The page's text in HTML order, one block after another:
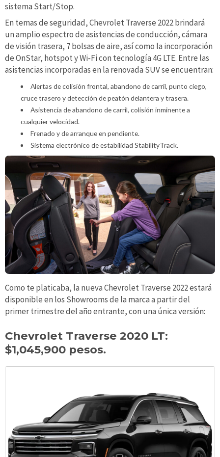
sistema Start/Stop.
En temas de seguridad, Chevrolet Traverse 2022 brindará
un amplio espectro de asistencias de conducción, cámara
de visión trasera, 7 bolsas de aire, así como la incorporación
de OnStar, hotspot y Wi-Fi con tecnología 4G LTE. Entre las
asistencias incorporadas en la renovada SUV se encuentran:
Alertas de colisión frontal, abandono de carril, punto ciego,
cruce trasero y detección de peatón delantera y trasera.
Asistencia de abandono de carril, colisión inminente a
cualquier velocidad.
Frenado y de arranque en pendiente.
Sistema electrónico de estabilidad StabilityTrack.
Como te platicaba, la nueva Chevrolet Traverse 2022 estará
disponible en los Showrooms de la marca a partir del
primer trimestre del año entrante, con una única versión:
Chevrolet Traverse 2020 LT:
$1,045,900 pesos.